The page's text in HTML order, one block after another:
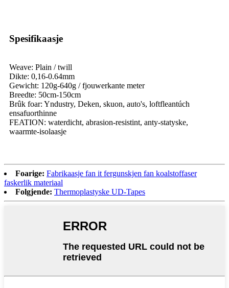
Spesifikaasje
Weave: Plain / twill
Dikte: 0,16-0.64mm
Gewicht: 120g-640g / fjouwerkante meter
Breedte: 50cm-150cm
Brûk foar: Yndustry, Deken, skuon, auto's, loftfleantúch
ensafuorthinne
FEATION: waterdicht, abrasion-resistint, anty-statyske,
waarmte-isolaasje
Foarige: Fabrikaasje fan it fergunskjen fan koalstoffaser
faskerlik materiaal
Folgjende: Thermoplastyske UD-Tapes